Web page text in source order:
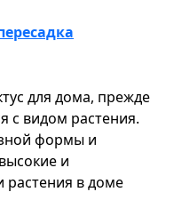
для дома, прежде
с видом растения.
формы и
и
растения в доме